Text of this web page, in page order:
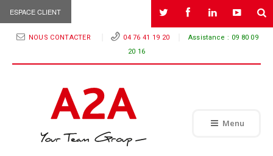
ESPACE CLIENT
NOUS CONTACTER 04 76 41 19 20 Assistance : 09 80 09
20 16
Menu